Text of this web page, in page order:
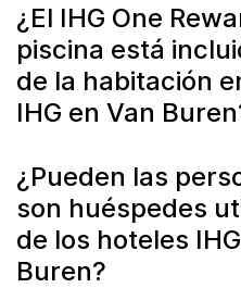
¿El IHG One
piscina está
de la habitación
IHG en Van
¿Pueden las
son huéspedes
de los hoteles
Buren?